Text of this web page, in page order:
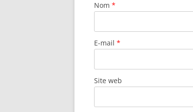
Nom *
E-mail *
Site web